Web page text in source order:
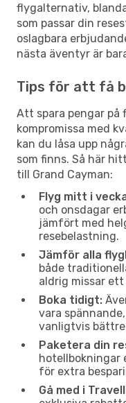
flygalternativ,
som passar din
oslagbara
nästa äventyr är
Tips för att få
Att spara pengar
kompromissa med
kan du låsa upp
som finns. Så här
till Grand Cayman:
Flyg mitt i
och onsdagar
jämfört med
resebelastning.
Jämför alla
både
aldrig missar
Boka tidigt:
vara
vanligtvis
Paketera din
hotellbokningar
för extra
Gå med i